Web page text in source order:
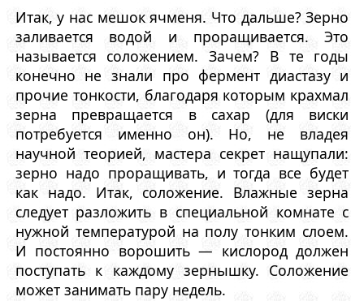
Итак, у нас мешок ячменя. Что дальше? Зерно
заливается водой и проращивается. Это
называется соложением. Зачем? В те годы
конечно не знали про фермент диастазу и
прочие тонкости, благодаря которым крахмал
зерна превращается в сахар (для виски
потребуется именно он). Но, не владея
научной теорией, мастера секрет нащупали:
зерно надо проращивать, и тогда все будет
как надо. Итак, соложение. Влажные зерна
следует разложить в специальной комнате с
нужной температурой на полу тонким слоем.
И постоянно ворошить — кислород должен
поступать к каждому зернышку. Соложение
может занимать пару недель.